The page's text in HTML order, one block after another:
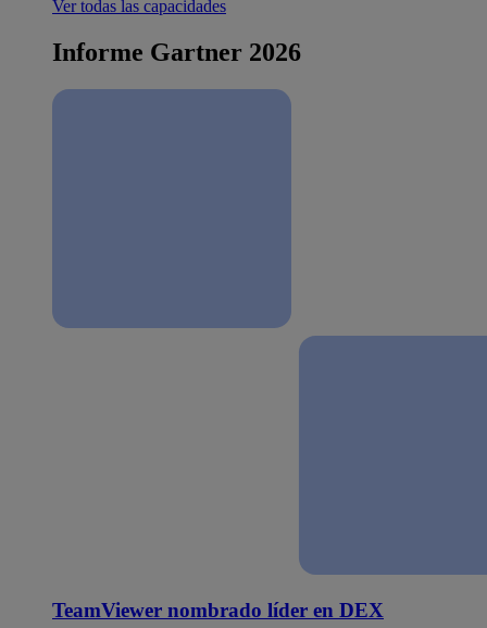
Ver todas las capacidades
Informe Gartner 2026
TeamViewer nombrado líder en DEX